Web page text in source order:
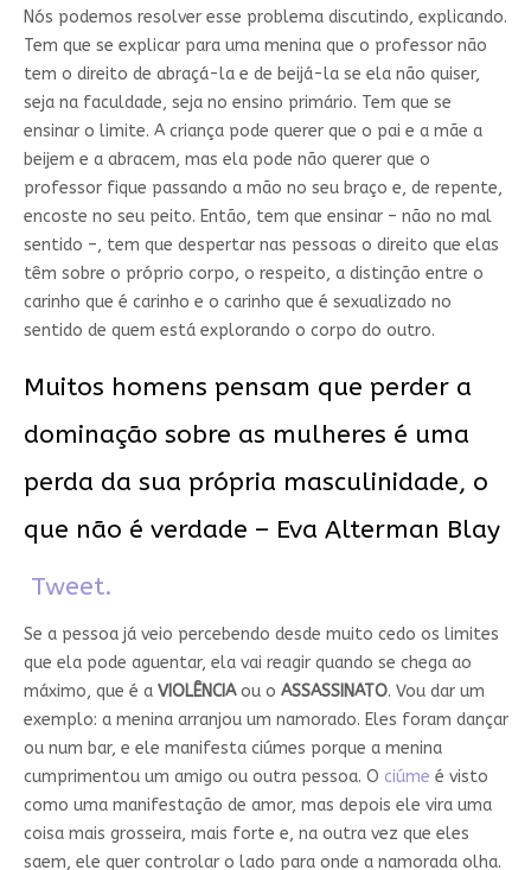
Nós podemos resolver esse problema discutindo, explicando.
Tem que se explicar para uma menina que o professor não
tem o direito de abraçá-la e de beijá-la se ela não quiser,
seja na faculdade, seja no ensino primário. Tem que se
ensinar o limite. A criança pode querer que o pai e a mãe a
beijem e a abracem, mas ela pode não querer que o
professor fique passando a mão no seu braço e, de repente,
encoste no seu peito. Então, tem que ensinar – não no mal
sentido –, tem que despertar nas pessoas o direito que elas
têm sobre o próprio corpo, o respeito, a distinção entre o
carinho que é carinho e o carinho que é sexualizado no
sentido de quem está explorando o corpo do outro.
Muitos homens pensam que perder a
dominação sobre as mulheres é uma
perda da sua própria masculinidade, o
que não é verdade – Eva Alterman Blay
Tweet.
Se a pessoa já veio percebendo desde muito cedo os limites
que ela pode aguentar, ela vai reagir quando se chega ao
máximo, que é a VIOLÊNCIA ou o ASSASSINATO. Vou dar um
exemplo: a menina arranjou um namorado. Eles foram dançar
ou num bar, e ele manifesta ciúmes porque a menina
cumprimentou um amigo ou outra pessoa. O ciúme é visto
como uma manifestação de amor, mas depois ele vira uma
coisa mais grosseira, mais forte e, na outra vez que eles
saem, ele quer controlar o lado para onde a namorada olha.